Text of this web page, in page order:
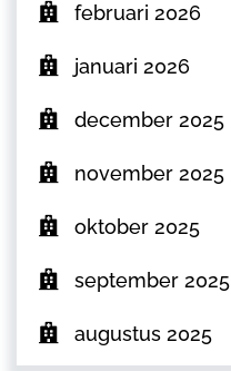
februari 2026
januari 2026
december 2025
november 2025
oktober 2025
september 2025
augustus 2025